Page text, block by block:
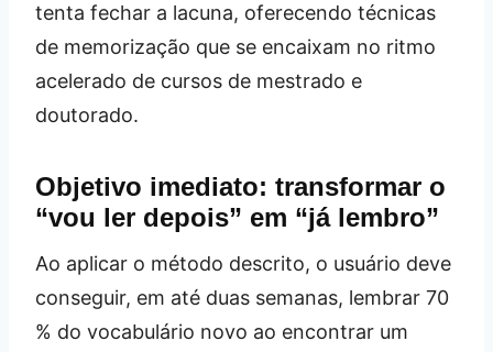
tenta fechar a lacuna, oferecendo técnicas
de memorização que se encaixam no ritmo
acelerado de cursos de mestrado e
doutorado.
Objetivo imediato: transformar o
“vou ler depois” em “já lembro”
Ao aplicar o método descrito, o usuário deve
conseguir, em até duas semanas, lembrar 70
% do vocabulário novo ao encontrar um